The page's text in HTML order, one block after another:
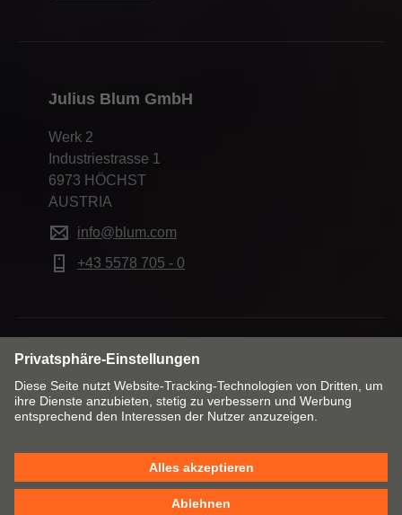
Julius Blum GmbH
Werk 2
Industriestrasse 1
6973 HÖCHST
AUSTRIA
info@blum.com
+43 5578 705 - 0
Markt & Sprache ändern
Kontakt Impressum
AGB